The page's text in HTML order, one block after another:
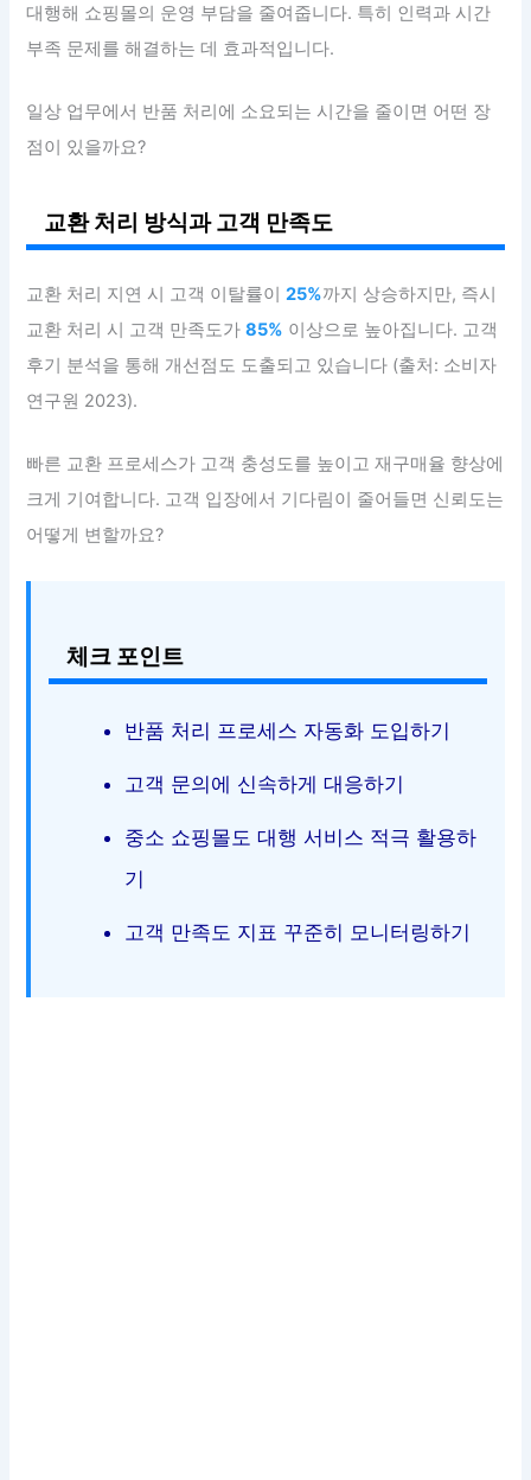
대행해 쇼핑몰의 운영 부담을 줄여줍니다. 특히 인력과 시간
부족 문제를 해결하는 데 효과적입니다.
일상 업무에서 반품 처리에 소요되는 시간을 줄이면 어떤 장
점이 있을까요?
교환 처리 방식과 고객 만족도
교환 처리 지연 시 고객 이탈률이25%까지 상승하지만, 즉시
교환 처리 시 고객 만족도가85% 이상으로 높아집니다. 고객
후기 분석을 통해 개선점도 도출되고 있습니다 (출처: 소비자
연구원 2023).
빠른 교환 프로세스가 고객 충성도를 높이고 재구매율 향상에
크게 기여합니다. 고객 입장에서 기다림이 줄어들면 신뢰도는
어떻게 변할까요?
체크 포인트
반품 처리 프로세스 자동화 도입하기
고객 문의에 신속하게 대응하기
중소 쇼핑몰도 대행 서비스 적극 활용하
기
고객 만족도 지표 꾸준히 모니터링하기